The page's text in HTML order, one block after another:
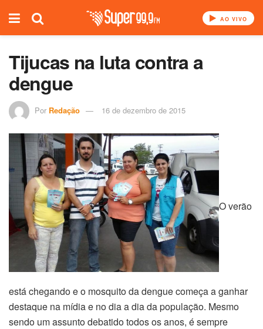
AO VIVO
Tijucas na luta contra a
dengue
Por Redação 16 de dezembro de 2015
O verão
está chegando e o mosquito da dengue começa a ganhar
destaque na mídia e no dia a dia da população. Mesmo
sendo um assunto debatido todos os anos, é sempre